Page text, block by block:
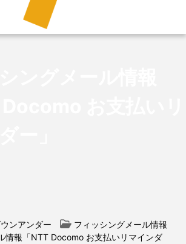
ンアンダー
フィッシングメール情報
情報「NTT Docomo お支払いリマインダ